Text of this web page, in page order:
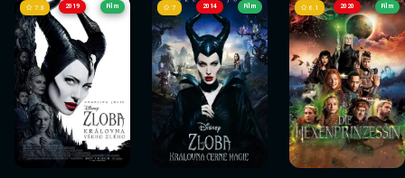
2019
Sledovat
nyní
7.3 Film
Sledovat
nyní
2014
Sledovat
nyní
7 Film
Sledovat
nyní
2020
Sledovat
nyní
6.1 Film
Sledovat
nyní